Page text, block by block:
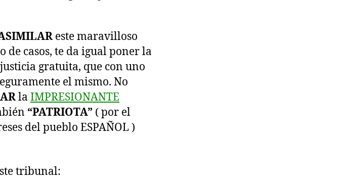
este maravilloso
de casos, te da igual poner la
gratuita, que con uno
el mismo. No
la IMPRESIONANTE
“PATRIOTA” ( por el
del pueblo ESPAÑOL )
tribunal: